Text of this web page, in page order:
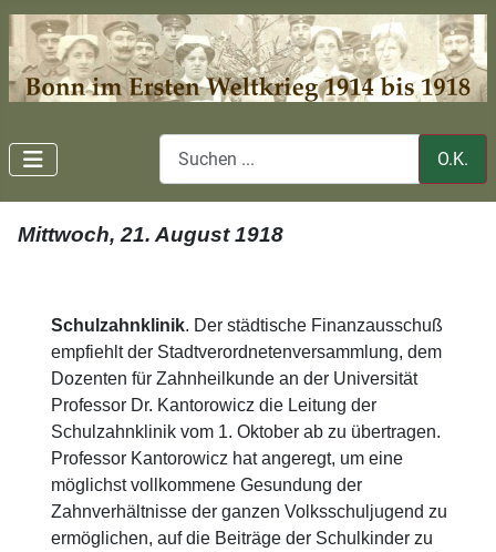
O.K.
Mittwoch, 21. August 1918
Schulzahnklinik. Der städtische Finanzausschuß
empfiehlt der Stadtverordnetenversammlung, dem
Dozenten für Zahnheilkunde an der Universität
Professor Dr. Kantorowicz die Leitung der
Schulzahnklinik vom 1. Oktober ab zu übertragen.
Professor Kantorowicz hat angeregt, um eine
möglichst vollkommene Gesundung der
Zahnverhältnisse der ganzen Volksschuljugend zu
ermöglichen, auf die Beiträge der Schulkinder zu